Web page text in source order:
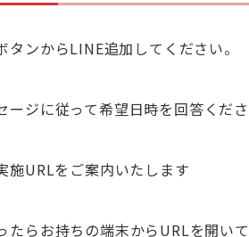
ンからLINE追加してください。
ジに従って希望日時を回答くださ
URLをご案内いたします
らお持ちの端末からURLを開い